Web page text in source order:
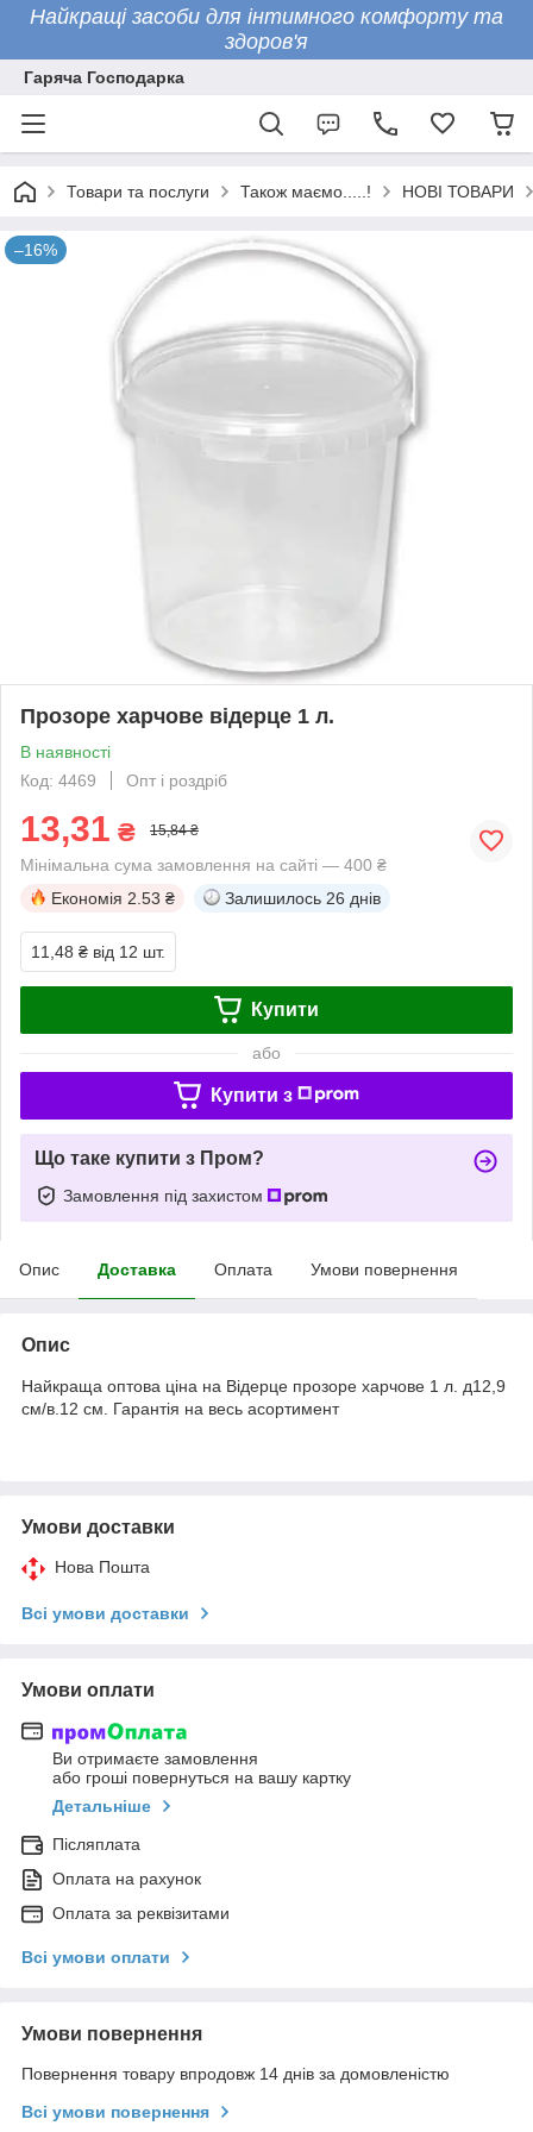
Найкращі засоби для інтимного комфорту та
здоров'я
Гаряча Господарка
Товари та послуги Також маємо.....! НОВІ ТОВАРИ
–16%
Прозоре харчове відерце 1 л.
В наявності
Код: 4469
Опт і роздріб
13,31 ₴ 15,84 ₴
Мінімальна сума замовлення на сайті — 400 ₴
Економія 2.53 ₴ Залишилось 26 днів
11,48 ₴ від 12 шт.
Купити
або
Купити з
Що таке купити з Пром?
Замовлення під захистом
Опис Доставка Оплата Умови повернення
Опис
Найкраща оптова ціна на Відерце прозоре харчове 1 л. д12,9
см/в.12 см. Гарантія на весь асортимент
Умови доставки
Нова Пошта
Всі умови доставки
Умови оплати
Ви отримаєте замовлення
або гроші повернуться на вашу картку
Детальніше
Післяплата
Оплата на рахунок
Оплата за реквізитами
Всі умови оплати
Умови повернення
Повернення товару впродовж 14 днів за домовленістю
Всі умови повернення